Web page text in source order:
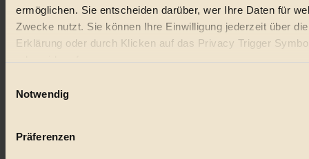
ermöglichen. Sie entscheiden darüber, wer Ihre Daten für
Zwecke nutzt. Sie können Ihre Einwilligung jederzeit über
Erklärung oder durch Klicken auf das Privacy Trigger
oder widerrufen
Wenn Sie es erlauben, würden wir auch gerne:
Ihr Gerät durch aktives Scannen nach bestimmten
Notwendig
Präferenzen
Bio
Vegan